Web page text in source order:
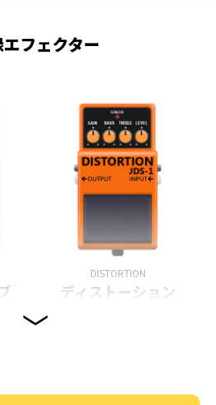
フェクター
DISTORTION
ディストーション